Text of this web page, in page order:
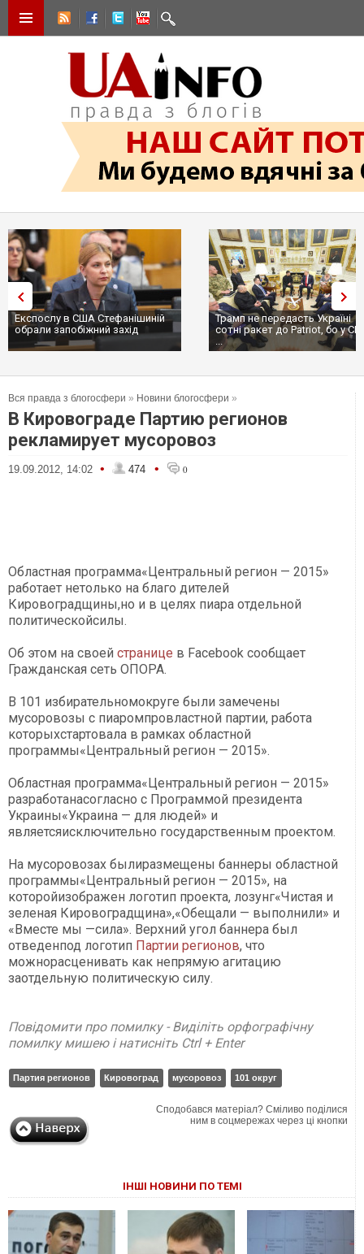
Експослу в США Стефанішиній
обрали запобіжний захід
Трамп не передасть Україні
сотні ракет до Patriot, бо у
...
Вся правда з блогосфери » Новини блогосфери »
В Кировограде Партию регионов
рекламирует мусоровоз
19.09.2012, 14:02 • 474 • 0
Областная программа«Центральный регион — 2015»
работает нетолько на благо дителей
Кировоградщины,но и в целях пиара отдельной
политическойсилы.
Об этом на своей странице в Facebook сообщает
Гражданская сеть ОПОРА.
В 101 избирательномокруге были замечены
мусоровозы с пиаромпровластной партии, работа
которыхстартовала в рамках областной
программы«Центральный регион — 2015».
Областная программа«Центральный регион — 2015»
разработанасогласно с Программой президента
Украины«Украина — для людей» и
являетсяисключительно государственным проектом.
На мусоровозах былиразмещены баннеры областной
программы«Центральный регион — 2015», на
которойизображен логотип проекта, лозунг«Чистая и
зеленая Кировоградщина»,«Обещали — выполнили» и
«Вместе мы —сила». Верхний угол баннера был
отведенпод логотип Партии регионов, что
можнорасценивать как непрямую агитацию
заотдельную политическую силу.
Повідомити про помилку - Виділіть орфографічну
помилку мишею і натисніть Ctrl + Enter
Партия регионов Кировоград мусоровоз 101 округ
Сподобався матеріал? Сміливо поділися
ним в соцмережах через ці кнопки
ІНШІ НОВИНИ ПО ТЕМІ